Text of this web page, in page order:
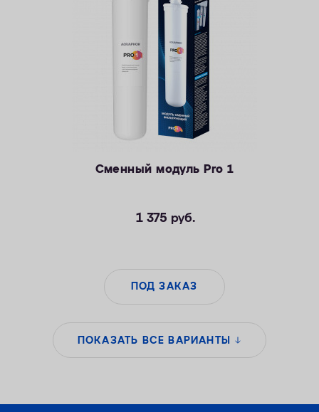
Сменный модуль Pro 1
1 375 руб.
ПОД ЗАКАЗ
ПОКАЗАТЬ ВСЕ ВАРИАНТЫ